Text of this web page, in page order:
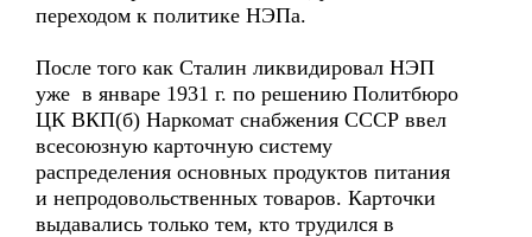
переходом к политике НЭПа.
После того как Сталин ликвидировал НЭП
уже в январе 1931 г. по решению Политбюро
ЦК ВКП(б) Наркомат снабжения СССР ввел
всесоюзную карточную систему
распределения основных продуктов питания
и непродовольственных товаров. Карточки
выдавались только тем, кто трудился в